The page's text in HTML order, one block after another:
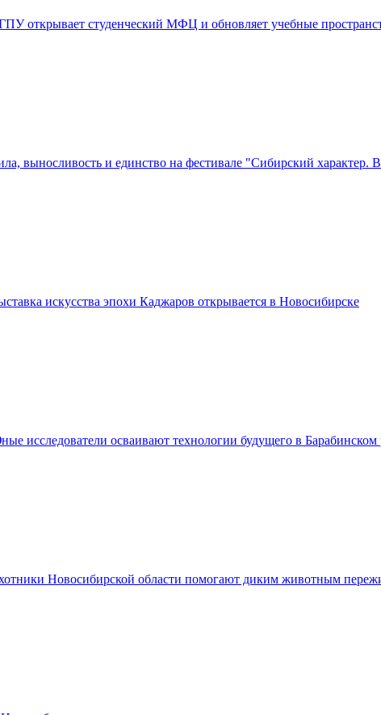
открывает студенческий МФЦ и обновляет учебные
выносливость и единство на фестивале "Сибирский характер.
искусства эпохи Каджаров открывается в Новосибирске
исследователи осваивают технологии будущего в Барабинском
Новосибирской области помогают диким животным